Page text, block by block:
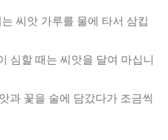
씨앗 가루를 물에 타서 삼킵
심할 때는 씨앗을 달여 마십니
과 꽃을 술에 담갔다가 조금씩